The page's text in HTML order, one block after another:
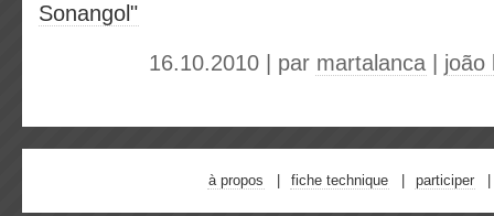
Sonangol"
16.10.2010 | par martalanca joão
à propos fiche technique participer